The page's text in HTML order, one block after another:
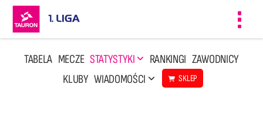
TABELA MECZE STATYSTYKI RANKINGI ZAWODNICY
KLUBY WIADOMOŚCI SKLEP